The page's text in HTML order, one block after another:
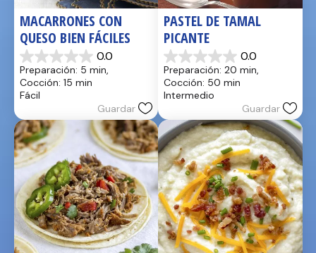
MACARRONES CON
QUESO BIEN FÁCILES
0.0
0.0
de
5
estrellas.
Preparación: 5 min,
Cocción: 15 min
Fácil
Guardar
PASTEL DE TAMAL
PICANTE
0.0
0.0
de
5
estrellas.
Preparación: 20 min,
Cocción: 50 min
Intermedio
Guardar